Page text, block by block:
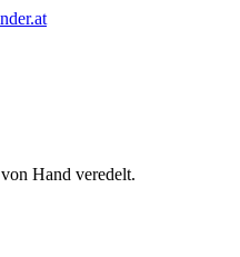
Hand veredelt.